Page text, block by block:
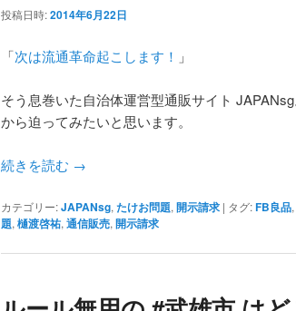
投稿日時:2014年6月22日
「次は流通革命起こします！ 」
そう息巻いた自治体運営型通販サイト
から迫ってみたいと思います。
続きを読む →
カテゴリー:JAPANsg, たけお問題, 開示請求 | タグ:FB良品,
題, 樋渡啓祐, 通信販売, 開示請求